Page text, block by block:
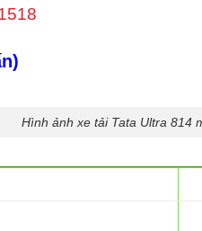
Hình ảnh xe tải Tata Ultra 814